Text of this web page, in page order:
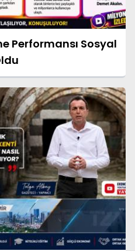
Performansı Sosyal